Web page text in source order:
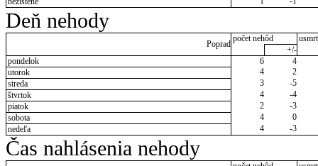
Deň nehody
Poprad
počet nehôd
+/-
pondelok
6
4
utorok
4
2
streda
3
-5
štvrtok
4
-4
piatok
2
-3
sobota
4
0
nedeľa
4 -3
Čas nahlásenia nehody